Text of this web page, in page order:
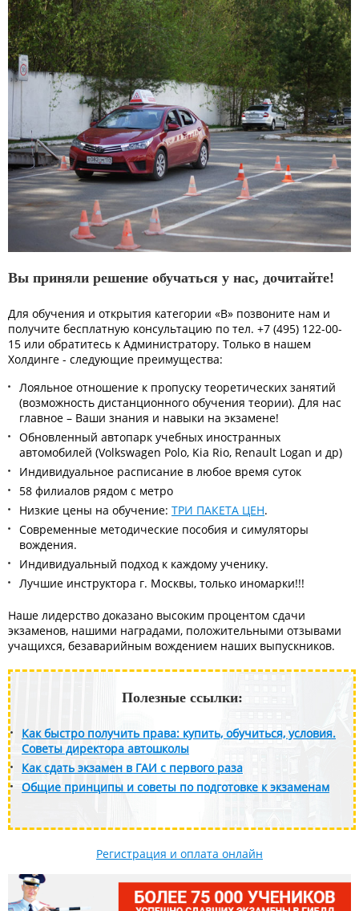
Вы приняли решение обучаться у нас, дочитайте!
Для обучения и открытия категории «В» позвоните нам и
получите бесплатную консультацию по тел. +7 (495) 122-00-
15 или обратитесь к Администратору. Только в нашем
Холдинге - следующие преимущества:
Лояльное отношение к пропуску теоретических занятий
(возможность дистанционного обучения теории). Для нас
главное – Ваши знания и навыки на экзамене!
Обновленный автопарк учебных иностранных
автомобилей (Volkswagen Polo, Kia Rio, Renault Logan и др)
Индивидуальное расписание в любое время суток
58 филиалов рядом с метро
Низкие цены на обучение: ТРИ ПАКЕТА ЦЕН.
Современные методические пособия и симуляторы
вождения.
Индивидуальный подход к каждому ученику.
Лучшие инструктора г. Москвы, только иномарки!!!
Наше лидерство доказано высоким процентом сдачи
экзаменов, нашими наградами, положительными отзывами
учащихся, безаварийным вождением наших выпускников.
Полезные ссылки:
Как быстро получить права: купить, обучиться, условия.
Советы директора автошколы
Как сдать экзамен в ГАИ с первого раза
Общие принципы и советы по подготовке к экзаменам
Регистрация и оплата онлайн